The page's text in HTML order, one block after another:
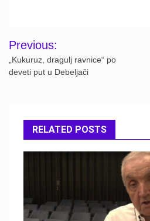
Post
navigation
Previous:
„Kukuruz, dragulj ravnice“ po
deveti put u Debeljači
RELATED POSTS